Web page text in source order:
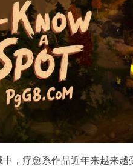
中，疗愈系作品近年来越来